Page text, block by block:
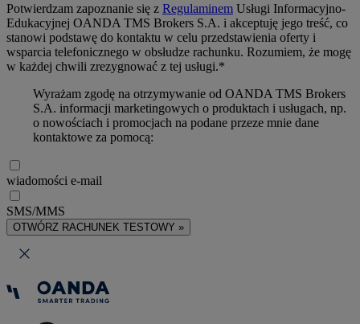
Potwierdzam zapoznanie się z Regulaminem Usługi Informacyjno-
Edukacyjnej OANDA TMS Brokers S.A. i akceptuję jego treść, co
stanowi podstawę do kontaktu w celu przedstawienia oferty i
wsparcia telefonicznego w obsłudze rachunku. Rozumiem, że mogę
w każdej chwili zrezygnować z tej usługi.*
Wyrażam zgodę na otrzymywanie od OANDA TMS Brokers
S.A. informacji marketingowych o produktach i usługach, np.
o nowościach i promocjach na podane przeze mnie dane
kontaktowe za pomocą:
wiadomości e-mail
SMS/MMS
OTWÓRZ RACHUNEK TESTOWY »